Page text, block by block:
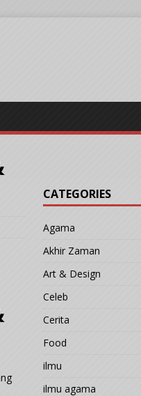
CATEGORIES
Agama
Akhir Zaman
Art & Design
Celeb
Cerita
Food
ilmu
ilmu agama